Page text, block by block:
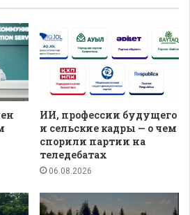
ИИ, профессии будущего
и сельские кадры — о чем
спорили партии на
теледебатах
06.08.2026